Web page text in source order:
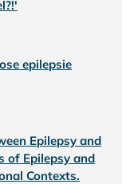
epilepsie
Epilepsy and
of Epilepsy and
Contexts.